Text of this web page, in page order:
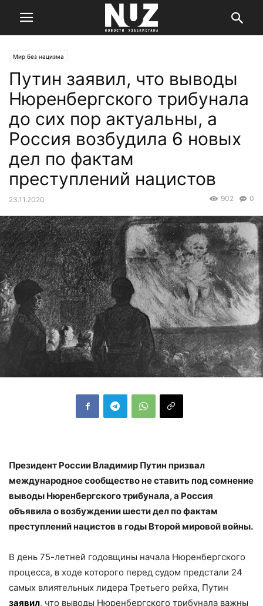
Мир без нацизма
Путин заявил, что выводы
Нюренбергского трибунала
до сих пор актуальны, а
Россия возбудила 6 новых
дел по фактам
преступлений нацистов
23.11.2020 0
902
Президент России Владимир Путин призвал
международное сообщество не ставить под сомнение
выводы Нюренбергского трибунала, а Россия
объявила о возбуждении шести дел по фактам
преступлений нацистов в годы Второй мировой войны.
В день 75-летней годовщины начала Нюренбергского
процесса, в ходе которого перед судом предстали 24
самых влиятельных лидера Третьего рейха, Путин
заявил, что выводы Нюренбергского трибунала важны